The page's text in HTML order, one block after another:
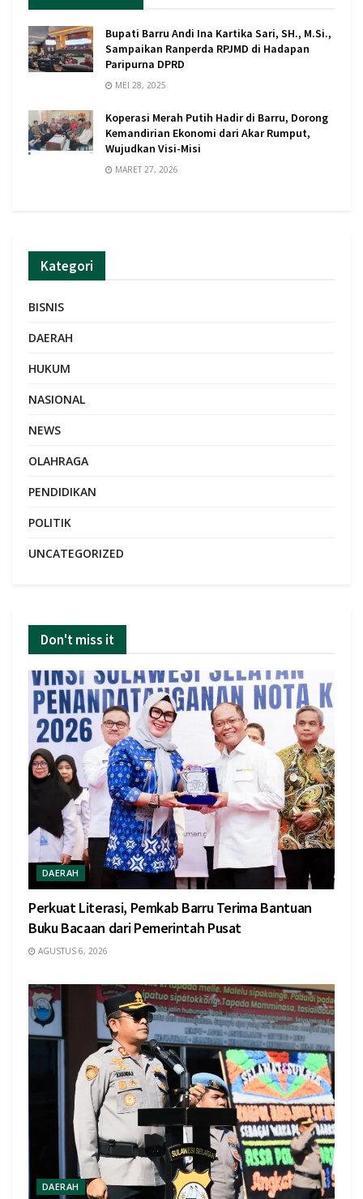
Bupati Barru Andi Ina Kartika Sari, SH., M.Si.,
Sampaikan Ranperda RPJMD di Hadapan
Paripurna DPRD
MEI 28, 2025
Koperasi Merah Putih Hadir di Barru, Dorong
Kemandirian Ekonomi dari Akar Rumput,
Wujudkan Visi-Misi
MARET 27, 2026
Kategori
BISNIS
DAERAH
HUKUM
NASIONAL
NEWS
OLAHRAGA
PENDIDIKAN
POLITIK
UNCATEGORIZED
Don't miss it
DAERAH
Perkuat Literasi, Pemkab Barru Terima Bantuan
Buku Bacaan dari Pemerintah Pusat
AGUSTUS 6, 2026
DAERAH